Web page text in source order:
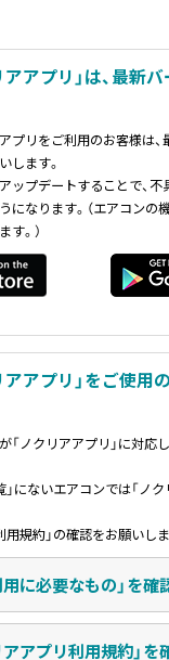
アアプリ」は、最新
プリをご利用のお客様は
します。
ップデートすることで、
になります。 （エアコンの
。）
アアプリ」をご使
「ノクリアアプリ」に対応
」にないエアコンでは「ノ
用規約」の確認をお願いしま
用に必要なもの」を確
アアプリ利用規約」を